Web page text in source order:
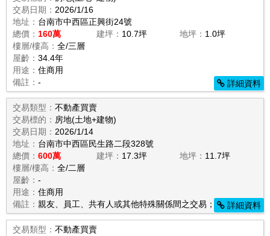
交易日期： 2026/1/16
地址： 台南市中西區正興街24號
總價： 160萬 建坪： 10.7坪 地坪： 1.0坪
樓層/樓高： 全/三層
屋齡： 34.4年
用途： 住商用
備註： - 詳細資料
交易類型： 不動產買賣
交易標的： 房地(土地+建物)
交易日期： 2026/1/14
地址： 台南市中西區民生路二段328號
總價： 600萬 建坪： 17.3坪 地坪： 11.7坪
樓層/樓高： 全/二層
屋齡： -
用途： 住商用
備註： 親友、員工、共有人或其他特殊關係間之交易； 詳細資料
交易類型： 不動產買賣